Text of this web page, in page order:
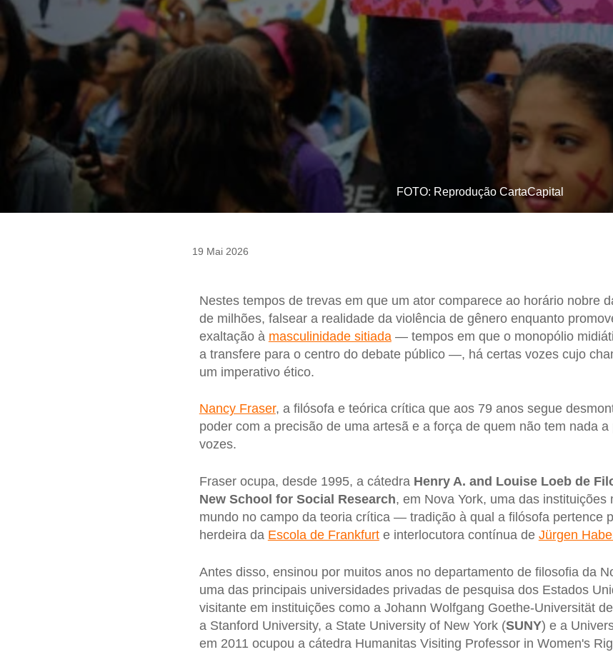
FOTO: Reprodução CartaCapital
19 Mai 2026
Nestes tempos de trevas em que um ator comparece ao horário nobre
de milhões, falsear a realidade da violência de gênero enquanto
exaltação à masculinidade sitiada— tempos em que o monopólio
a transfere para o centro do debate público —, há certas vozes cujo
um imperativo ético.
Nancy Fraser, a filósofa e teórica crítica que aos 79 anos segue
poder com a precisão de uma artesã e a força de quem não tem nada
vozes.
Fraser ocupa, desde 1995, a cátedra Henry A. and Louise Loeb de
New School for Social Research, em Nova York, uma das instituições
mundo no campo da teoria crítica — tradição à qual a filósofa pertence
herdeira da Escola de Frankfurte interlocutora contínua de Jürgen
Antes disso, ensinou por muitos anos no departamento de filosofia da
uma das principais universidades privadas de pesquisa dos Estados
visitante em instituições como a Johann Wolfgang Goethe-Universität
a Stanford University, a State University of New York (SUNY) e a
em 2011 ocupou a cátedra Humanitas Visiting Professor in Women's